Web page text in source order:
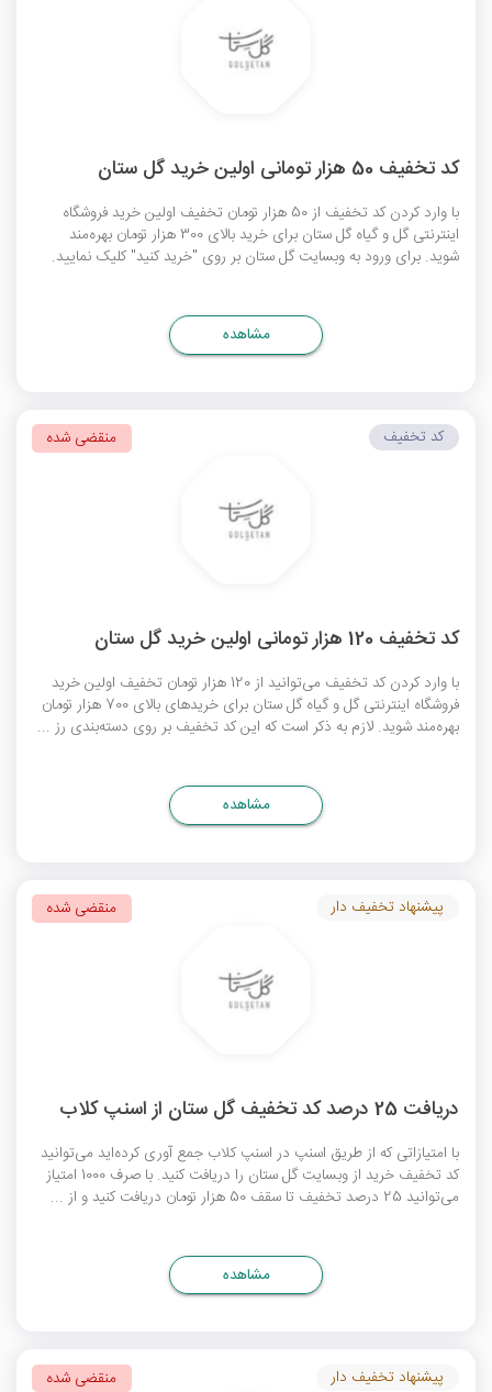
کد تخفیف 50 هزار تومانی اولین خرید گل ستان
با وارد کردن کد تخفیف از 50 هزار تومان تخفیف اولین خرید فروشگاه
اینترنتی گل و گیاه گل ستان برای خرید بالای 300 هزار تومان بهره‌مند
شوید. برای ورود به وبسایت گل ستان بر روی "خرید کنید" کلیک نمایید.
مشاهده
کد تخفیف 120 هزار تومانی اولین خرید گل ستان
با وارد کردن کد تخفیف می‌توانید از 120 هزار تومان تخفیف اولین خرید
فروشگاه اینترنتی گل و گیاه گل ستان برای خریدهای بالای 700 هزار تومان
بهره‌مند شوید. لازم به ذکر است که این کد تخفیف بر روی دسته‌بندی رز ...
کد تخفیف منقضی شده
مشاهده
دریافت 25 درصد کد تخفیف گل ستان از اسنپ کلاب
با امتیازاتی که از طریق اسنپ در اسنپ کلاب جمع آوری کرده‌اید می‌توانید
کد تخفیف خرید از وبسایت گل ستان را دریافت کنید. با صرف 1000 امتیاز
می‌توانید 25 درصد تخفیف تا سقف 50 هزار تومان دریافت کنید و از ...
پیشنهاد تخفیف دار منقضی شده
مشاهده
پیشنهاد تخفیف دار منقضی شده